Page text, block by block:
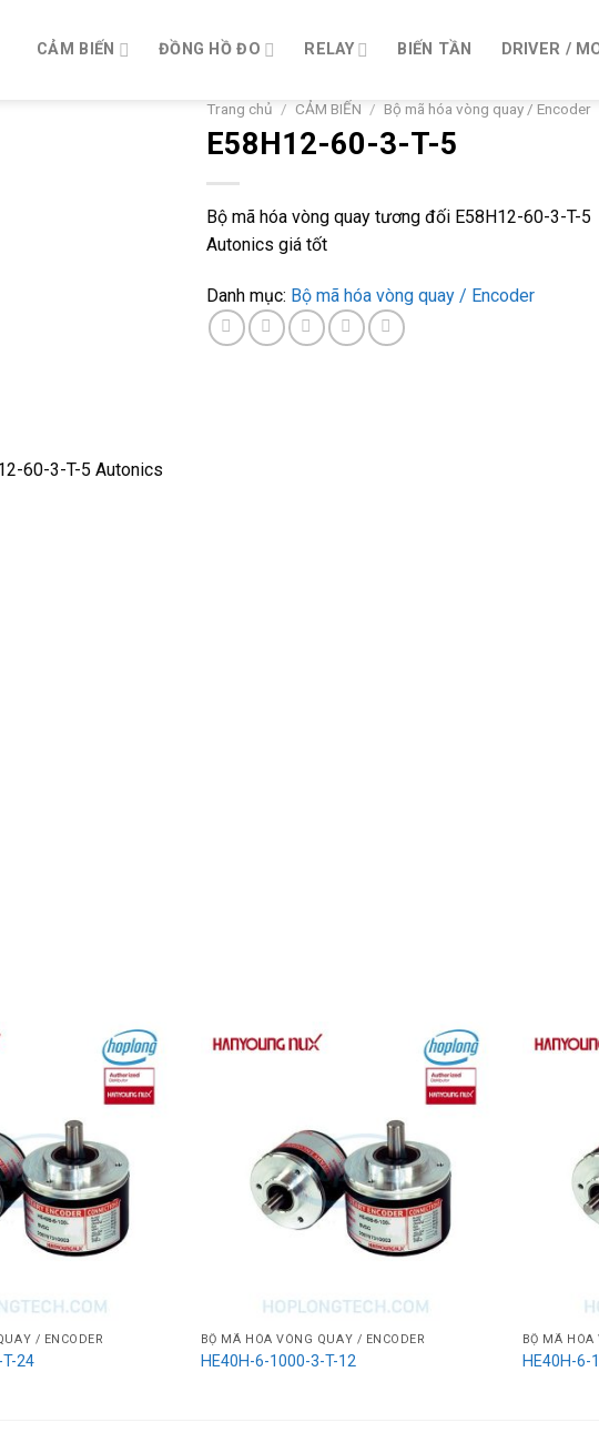
CẢM BIẾN ĐỒNG HỒ ĐO RELAY BIẾN TẦN DRIVER /
Trang chủ / CẢM BIẾN / Bộ mã hóa vòng quay / Encoder
E58H12-60-3-T-5
Bộ mã hóa vòng quay tương đối E58H12-60-3-T-5
Autonics giá tốt
Danh mục: Bộ mã hóa vòng quay / Encoder
60-3-T-5 Autonics
/ ENCODER
24
BỘ MÃ HÓA VÒNG QUAY / ENCODER
HE40H-6-1000-3-T-12
BỘ MÃ HÓA
HE40H-6-